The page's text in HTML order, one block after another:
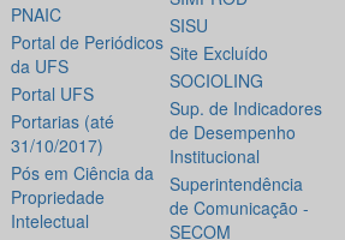
PNAIC
Portal de Periódicos
da UFS
Portal UFS
Portarias (até
31/10/2017)
Pós em Ciência da
Propriedade
Intelectual
SISU
Site Excluído
SOCIOLING
Sup. de Indicadores
de Desempenho
Institucional
Superintendência
de Comunicação -
SECOM